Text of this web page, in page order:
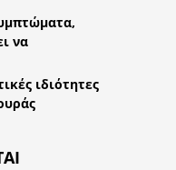
να
ιδιότητες